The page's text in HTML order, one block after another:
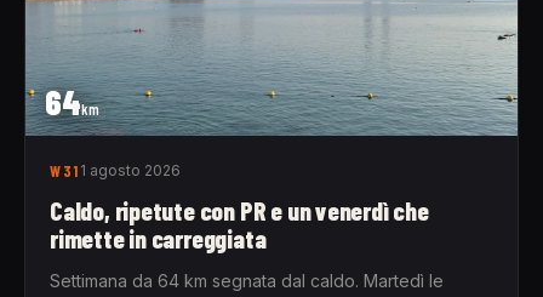
64km
W31 1 agosto 2026
Caldo, ripetute con PR e un venerdì che
rimette in carreggiata
Settimana da 64 km segnata dal caldo. Martedì le